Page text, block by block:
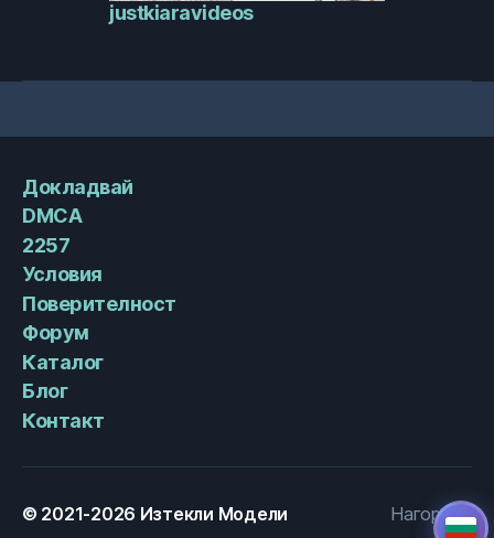
justkiaravideos
Докладвай
DMCA
2257
Условия
Поверителност
Форум
Каталог
Блог
Контакт
© 2021-2026 Изтекли Модели Нагоре↑